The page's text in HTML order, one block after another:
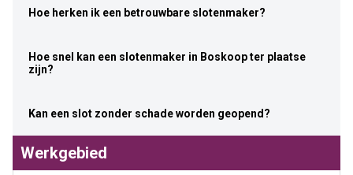
Hoe herken ik een betrouwbare slotenmaker?
Hoe snel kan een slotenmaker in Boskoop ter plaatse
zijn?
Kan een slot zonder schade worden geopend?
Werkgebied